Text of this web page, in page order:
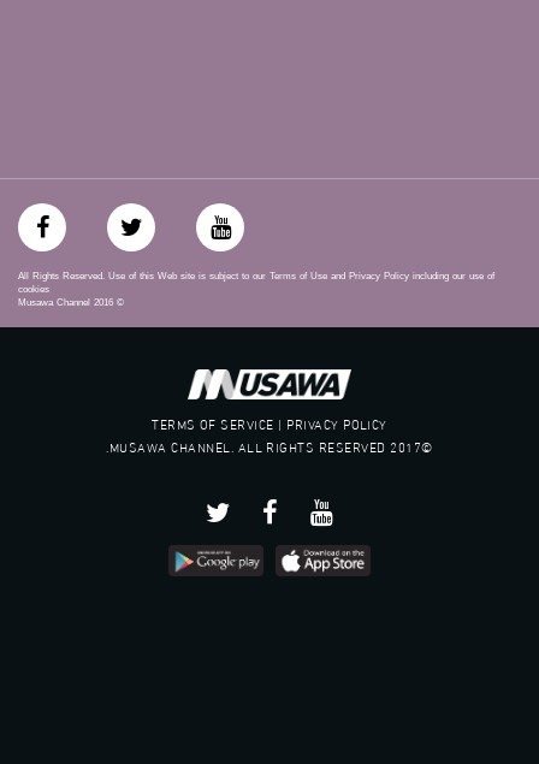
All Rights Reserved. Use of this Web site is subject to our Terms of Use and Privacy Policy including our use of
cookies
©
2016
TERMS OF SERVICE | PRIVACY POLICY
©2017 MUSAWA CHANNEL. ALL RIGHTS RESERVED.